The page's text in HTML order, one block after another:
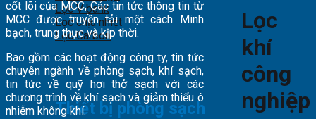
Lọc V bank
Lọc chịu nhiệt
Lọc Carbon
Thiết bị phòng sạch
cốt lõi của MCC, Các tin tức thông tin từ
MCC được truyền tải một cách Minh
bạch, trung thực và kịp thời.
Bao gồm các hoạt động công ty, tin tức
chuyên ngành về phòng sạch, khí sạch,
tin tức về quỹ hơi thở sạch với các
chương trình về khí sạch và giảm thiểu ô
nhiễm không khí.
Lọc
khí
công
nghiệp